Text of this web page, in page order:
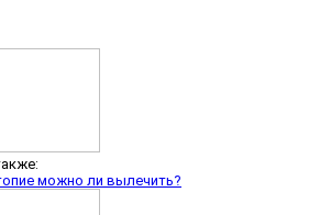
можно ли вылечить?